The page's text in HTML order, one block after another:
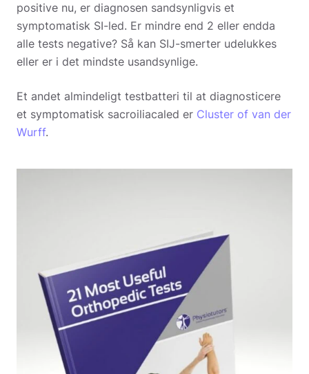
positive nu, er diagnosen sandsynligvis et
symptomatisk SI-led. Er mindre end 2 eller endda
alle tests negative? Så kan SIJ-smerter udelukkes
eller er i det mindste usandsynlige.
Et andet almindeligt testbatteri til at diagnosticere
et symptomatisk sacroiliacaled er Cluster of van der
Wurff.